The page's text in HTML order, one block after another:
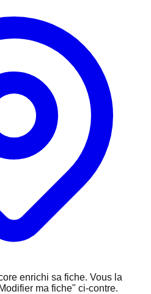
enrichi sa fiche. Vous la
ma fiche" ci-contre.